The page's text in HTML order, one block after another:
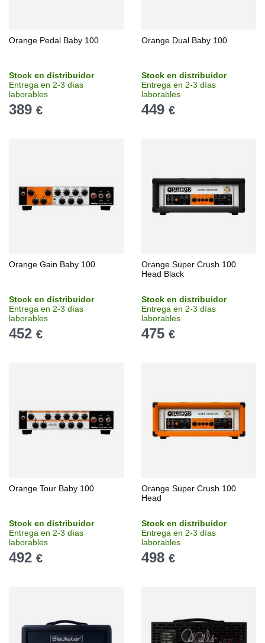
Orange Pedal Baby 100
Stock en distribuidor
Entrega en 2-3 días
laborables
389 €
Orange Dual Baby 100
Stock en distribuidor
Entrega en 2-3 días
laborables
449 €
Orange Gain Baby 100
Stock en distribuidor
Entrega en 2-3 días
laborables
452 €
Orange Super Crush 100
Head Black
Stock en distribuidor
Entrega en 2-3 días
laborables
475 €
Orange Tour Baby 100
Stock en distribuidor
Entrega en 2-3 días
laborables
492 €
Orange Super Crush 100
Head
Stock en distribuidor
Entrega en 2-3 días
laborables
498 €